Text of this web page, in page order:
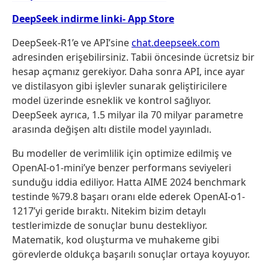
DeepSeek indirme linki- App Store
DeepSeek-R1’e ve API’sinechat.deepseek.com
adresinden erişebilirsiniz. Tabii öncesinde ücretsiz bir
hesap açmanız gerekiyor. Daha sonra API, ince ayar
ve distilasyon gibi işlevler sunarak geliştiricilere
model üzerinde esneklik ve kontrol sağlıyor.
DeepSeek ayrıca, 1.5 milyar ila 70 milyar parametre
arasında değişen altı distile model yayınladı.
Bu modeller de verimlilik için optimize edilmiş ve
OpenAI-o1-mini’ye benzer performans seviyeleri
sunduğu iddia ediliyor. Hatta AIME 2024 benchmark
testinde %79.8 başarı oranı elde ederek OpenAI-o1-
1217’yi geride bıraktı. Nitekim bizim detaylı
testlerimizde de sonuçlar bunu destekliyor.
Matematik, kod oluşturma ve muhakeme gibi
görevlerde oldukça başarılı sonuçlar ortaya koyuyor.